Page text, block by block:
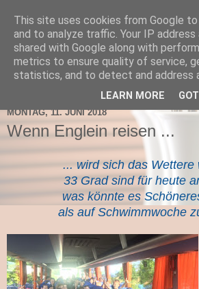
TNMS Bad
MONTAG, 11. JUNI 2018
Wenn Englein reisen ...
... wird sich das Wettere
33 Grad sind für heute
was könnte es
als auf Schwimmwoche
This site uses cookies from Google
and to analyze traffic. Your IP address
shared with Google along with
metrics to ensure quality of service,
statistics, and to detect and address
LEARN MORE